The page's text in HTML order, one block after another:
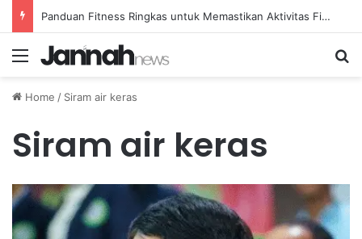
Panduan Fitness Ringkas untuk Memastikan Aktivitas Fisik Anda Tetap Konsisten
Menu
Home / Siram air keras
Siram air keras